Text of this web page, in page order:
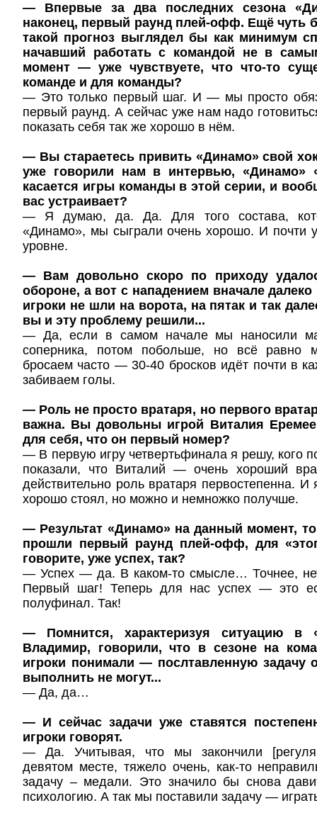
— Впервые за два последних сезона
наконец, первый раунд плей-офф. Ещё чуть
такой прогноз выглядел бы как минимум
начавший работать с командой не в
момент — уже чувствуете, что что-то
команде и для команды?
— Это только первый шаг. И — мы просто
первый раунд. А сейчас уже нам надо
показать себя так же хорошо в нём.
— Вы стараетесь привить «Динамо» свой
уже говорили нам в интервью, «Динамо»
касается игры команды в этой серии, и
вас устраивает?
— Я думаю, да. Да. Для того состава,
«Динамо», мы сыграли очень хорошо. И почти
уровне.
— Вам довольно скоро по приходу
обороне, а вот с нападением вначале
игроки не шли на ворота, на пятак и так
вы и эту проблему решили...
— Да, если в самом начале мы наносили
соперника, потом побольше, но всё равно
бросаем часто — 30-40 бросков идёт почти в
забиваем голы.
— Роль не просто вратаря, но первого
важна. Вы довольны игрой Виталия
для себя, что он первый номер?
— В первую игру четвертьфинала я решу, кого
показали, что Виталий — очень хороший
действительно роль вратаря первостепенна.
хорошо стоял, но можно и немножко получше.
— Результат «Динамо» на данный момент,
прошли первый раунд плей-офф, для
говорите, уже успех, так?
— Успех — да. В каком-то смысле… Точнее,
Первый шаг! Теперь для нас успех — это
полуфинал. Так!
— Помнится, характеризуя ситуацию в
Владимир, говорили, что в сезоне на
игроки понимали — послтавленную задачу
выполнить не могут...
— Да, да…
— И сейчас задачи уже ставятся
игроки говорят.
— Да. Учитывая, что мы закончили
девятом месте, тяжело очень, как-то
задачу – медали. Это значило бы снова
психологию. А так мы поставили задачу —